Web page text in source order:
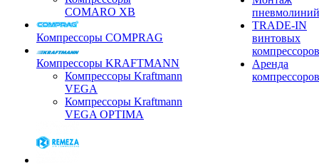
COMARO XB
Компрессоры COMPRAG
Компрессоры KRAFTMANN
Компрессоры Kraftmann
VEGA
Компрессоры Kraftmann
VEGA OPTIMA
пневмолиний
TRADE-IN
винтовых
компрессоров
Аренда
компрессоров